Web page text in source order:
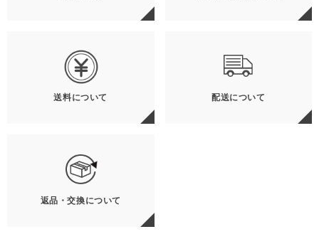
送料について 配送について
返品・交換について